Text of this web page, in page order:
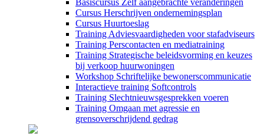
Basiscursus Zelf aangebrachte veranderingen
Cursus Herschrijven ondernemingsplan
Cursus Huurtoeslag
Training Adviesvaardigheden voor stafadviseurs
Training Perscontacten en mediatraining
Training Strategische beleidsvorming en keuzes
bij verkoop huurwoningen
Workshop Schriftelijke bewonerscommunicatie
Interactieve training Softcontrols
Training Slechtnieuwsgesprekken voeren
Training Omgaan met agressie en
grensoverschrijdend gedrag